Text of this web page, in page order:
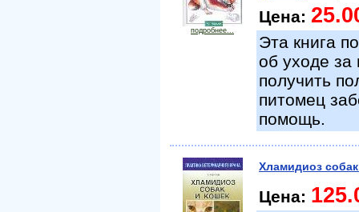
подробнее...
Цена:
Эта книга
об уходе за
получить
питомец
помощь.
Хламидиоз
Цена: